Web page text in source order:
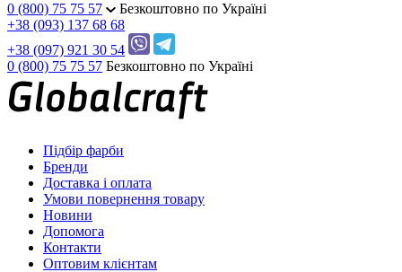
0 (800) 75 75 57
Безкоштовно по Україні
+38 (093) 137 68 68
+38 (097) 921 30 54
0 (800) 75 75 57 Безкоштовно по Україні
Підбір фарби
Бренди
Доставка і оплата
Умови повернення товару
Новини
Допомога
Контакти
Оптовим клієнтам